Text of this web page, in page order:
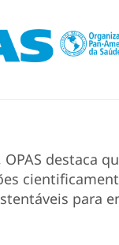
destaca
para